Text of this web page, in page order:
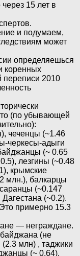
через 15 лет в
и подумаем,
может
определяешься
коренных
переписи 2010
(по убывающей
чеченцы (~1.46
черкесы-адыги
(~ 0.65
лезгины (~0.48
крымские
млн.), балкарцы
(~0.147
(~0.2).
примерно 15.3
— неграждане.
(не
млн) , таджики
(~ 0.64).